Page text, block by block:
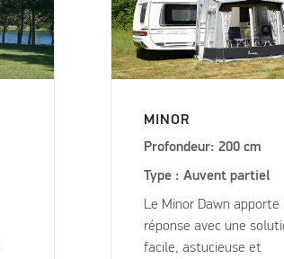
MINOR
Profondeur: 200 cm
Type : Auvent partiel
Le Minor Dawn apporte
réponse avec une
facile, astucieuse et